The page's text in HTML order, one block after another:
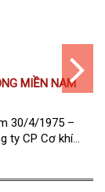
MIỀN NAM
30/4/1975 –
ty CP Cơ khí...